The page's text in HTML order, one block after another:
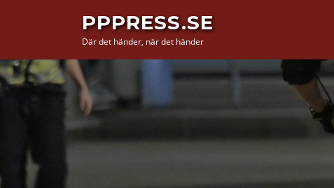
PPPRESS.SE
Där det händer, när det händer